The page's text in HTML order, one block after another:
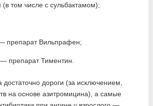
том числе с сульбактамом);
препарат Вильпрафен;
препарат Тиментин.
достаточно дороги (за исключением,
на основе азитромицина), а самые